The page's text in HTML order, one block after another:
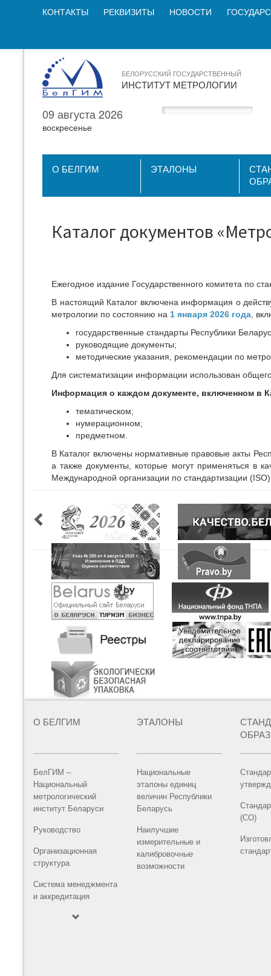
КОНТАКТЫ РЕКВИЗИТЫ НОВОСТИ
БЕЛОРУССКИЙ ГОСУДАРСТВЕННЫЙ
ИНСТИТУТ МЕТРОЛОГИИ
09 августа 2026
воскресенье
О БЕЛГИМ ЭТАЛОНЫ
Каталог документов
Ежегодное издание Государственного комитета по
В настоящий Каталог включена информация о
метрологии по состоянию на 1 января 2026 года ,
государственные стандарты Республики
руководящие документы;
методические указания, рекомендации по
Для систематизации информации использован
Информация о каждом документе, включенном в
тематическом;
нумерационном;
предметном.
В Каталог включены нормативные правовые акты
а также документы, которые могут применяться в
Международной организации по стандартизации
О БЕЛГИМ
БелГИМ –
Национальный
метрологический
институт Беларуси
Руководство
Организационная
структура
Система менеджмента
и аккредитация
ЭТАЛОНЫ
Национальные
эталоны единиц
величин Республики
Беларусь
Наилучшие
измерительные и
калибровочные
возможности
(СО)